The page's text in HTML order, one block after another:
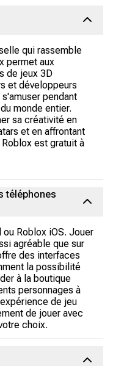
qui rassemble
permet aux
de jeux 3D
et développeurs
pendant
monde entier.
sa créativité en
et en affrontant
est gratuit à
téléphones
Roblox iOS. Jouer
agréable que sur
des interfaces
la possibilité
à la boutique
personnages à
de jeu
de jouer avec
choix.